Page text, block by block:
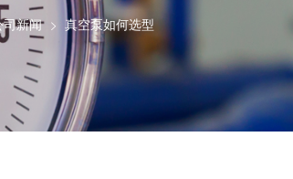
司新闻 真空泵如何选型